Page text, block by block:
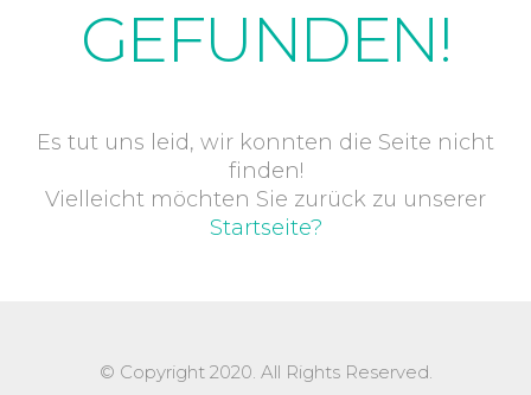
GEFUNDEN!
Es tut uns leid, wir konnten die Seite nicht
finden!
Vielleicht möchten Sie zurück zu unserer
Startseite?
© Copyright 2020. All Rights Reserved.